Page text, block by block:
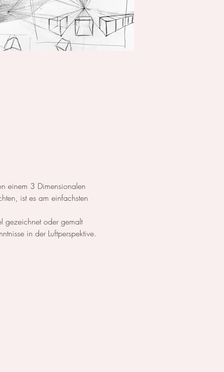
einem 3 Dimensionalen
ist es am einfachsten
gezeichnet oder gemalt
in der Luftperspektive.